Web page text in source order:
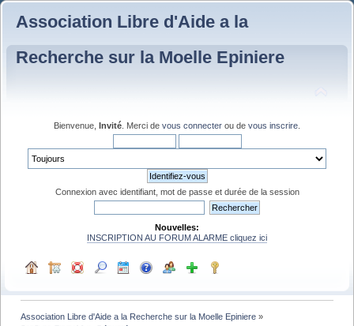
Association Libre d'Aide a la
Recherche sur la Moelle Epiniere
Bienvenue, Invité . Merci de vous connecter ou de vous inscrire
Connexion avec identifiant, mot de passe et durée de la session
Nouvelles:
INSCRIPTION AU FORUM ALARME cliquez ici
Association Libre d'Aide a la Recherche sur la Moelle Epiniere »